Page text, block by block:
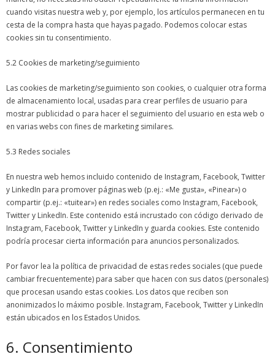
cuando visitas nuestra web y, por ejemplo, los artículos permanecen en tu
cesta de la compra hasta que hayas pagado. Podemos colocar estas
cookies sin tu consentimiento.
5.2 Cookies de marketing/seguimiento
Las cookies de marketing/seguimiento son cookies, o cualquier otra forma
de almacenamiento local, usadas para crear perfiles de usuario para
mostrar publicidad o para hacer el seguimiento del usuario en esta web o
en varias webs con fines de marketing similares.
5.3 Redes sociales
En nuestra web hemos incluido contenido de Instagram, Facebook, Twitter
y LinkedIn para promover páginas web (p.ej.: «Me gusta», «Pinear») o
compartir (p.ej.: «tuitear») en redes sociales como Instagram, Facebook,
Twitter y LinkedIn. Este contenido está incrustado con código derivado de
Instagram, Facebook, Twitter y LinkedIn y guarda cookies. Este contenido
podría procesar cierta información para anuncios personalizados.
Por favor lea la política de privacidad de estas redes sociales (que puede
cambiar frecuentemente) para saber que hacen con sus datos (personales)
que procesan usando estas cookies. Los datos que reciben son
anonimizados lo máximo posible. Instagram, Facebook, Twitter y LinkedIn
están ubicados en los Estados Unidos.
6. Consentimiento